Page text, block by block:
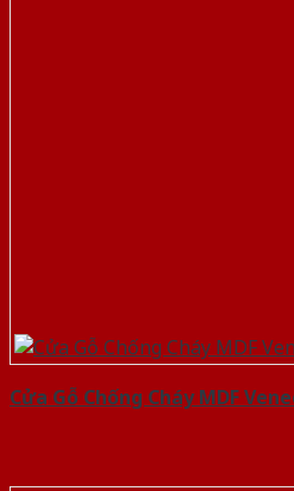
Cửa Gỗ Chống Cháy MDF